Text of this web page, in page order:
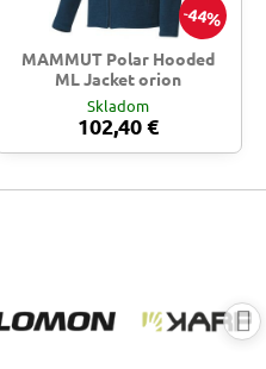
44%
MAMMUT Polar Hooded
ML Jacket orion
Skladom
102,40 €